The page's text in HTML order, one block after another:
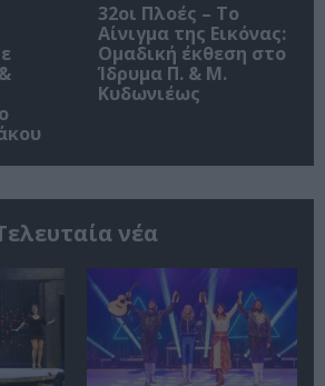
32οι Πλοές – Το
Αίνιγμα της Εικόνας:
Ομαδική έκθεση στο
Ίδρυμα Π. & Μ.
Κυδωνιέως
νέα